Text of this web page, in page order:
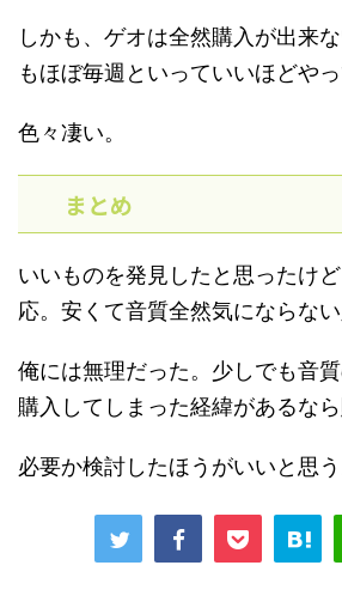
しかも、ゲオは全然購入が出来
もほぼ毎週といっていいほどやっ
色々凄い。
まとめ
いいものを発見したと思ったけ
応。安くて音質全然気にならない
俺には無理だった。少しでも音
購入してしまった経緯があるな
必要か検討したほうがいいと思う